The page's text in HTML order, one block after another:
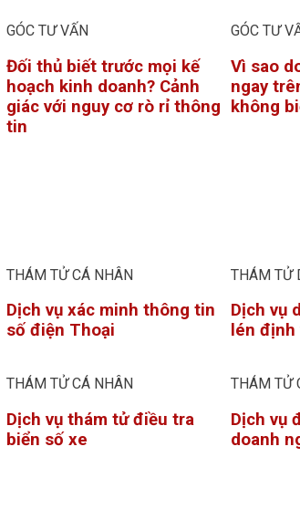
GÓC TƯ VẤN
Đối thủ biết trước mọi kế
hoạch kinh doanh? Cảnh
giác với nguy cơ rò rỉ thông
tin
GÓC TƯ
Vì sao
ngay
không
THÁM TỬ CÁ NHÂN
Dịch vụ xác minh thông tin
số điện Thoại
THÁM TỬ
Dịch vụ
lén
THÁM TỬ CÁ NHÂN
Dịch vụ thám tử điều tra
biển số xe
THÁM TỬ
Dịch vụ
doanh